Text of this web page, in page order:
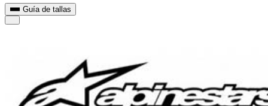
Guía de tallas